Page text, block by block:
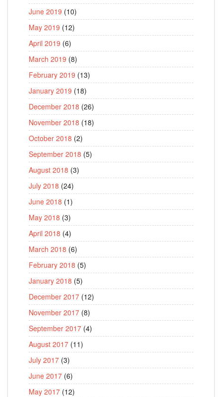
June 2019 (10)
May 2019 (12)
April 2019 (6)
March 2019 (8)
February 2019 (13)
January 2019 (18)
December 2018 (26)
November 2018 (18)
October 2018 (2)
September 2018 (5)
August 2018 (3)
July 2018 (24)
June 2018 (1)
May 2018 (3)
April 2018 (4)
March 2018 (6)
February 2018 (5)
January 2018 (5)
December 2017 (12)
November 2017 (8)
September 2017 (4)
August 2017 (11)
July 2017 (3)
June 2017 (6)
May 2017 (12)